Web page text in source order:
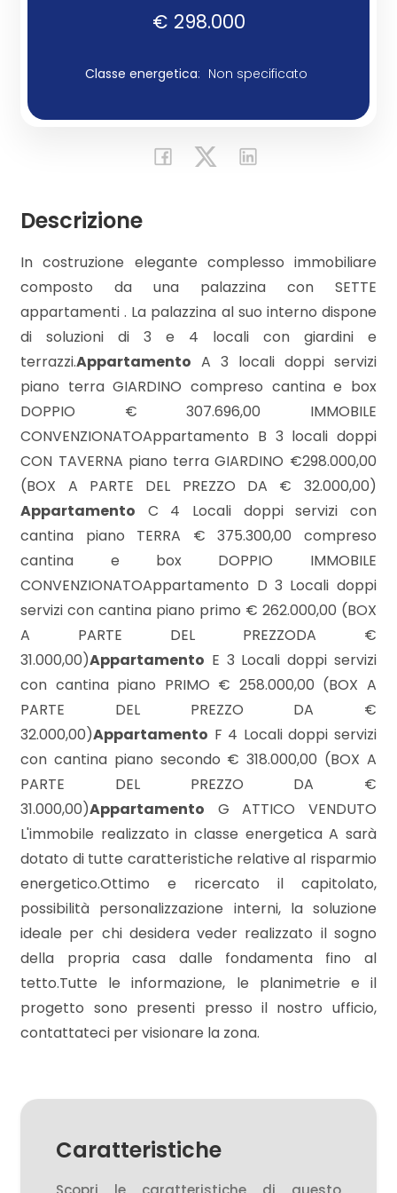
€ 298.000
Classe energetica: Non specificato
Descrizione
In costruzione elegante complesso immobiliare
composto da una palazzina con SETTE
appartamenti . La palazzina al suo interno dispone
di soluzioni di 3 e 4 locali con giardini e
terrazzi.Appartamento A 3 locali doppi servizi
piano terra GIARDINO compreso cantina e box
DOPPIO € 307.696,00 IMMOBILE
CONVENZIONATOAppartamento B 3 locali doppi
CON TAVERNA piano terra GIARDINO €298.000,00
(BOX A PARTE DEL PREZZO DA € 32.000,00)
Appartamento C 4 Locali doppi servizi con
cantina piano TERRA € 375.300,00 compreso
cantina e box DOPPIO IMMOBILE
CONVENZIONATOAppartamento D 3 Locali doppi
servizi con cantina piano primo € 262.000,00 (BOX
A PARTE DEL PREZZODA €
31.000,00)Appartamento E 3 Locali doppi servizi
con cantina piano PRIMO € 258.000,00 (BOX A
PARTE DEL PREZZO DA €
32.000,00)Appartamento F 4 Locali doppi servizi
con cantina piano secondo € 318.000,00 (BOX A
PARTE DEL PREZZO DA €
31.000,00)Appartamento G ATTICO VENDUTO
L'immobile realizzato in classe energetica A sarà
dotato di tutte caratteristiche relative al risparmio
energetico.Ottimo e ricercato il capitolato,
possibilità personalizzazione interni, la soluzione
ideale per chi desidera veder realizzato il sogno
della propria casa dalle fondamenta fino al
tetto.Tutte le informazione, le planimetrie e il
progetto sono presenti presso il nostro ufficio,
contattateci per visionare la zona.
Caratteristiche
Prezzo
Totale
mq
Locali
minimi
Qualsiasi
1
4
5
5+
Bagni
minimi